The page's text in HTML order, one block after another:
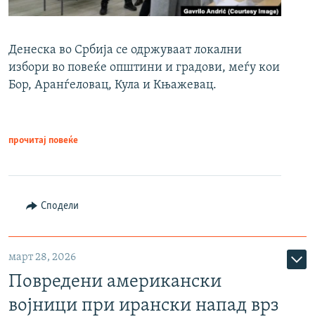
Денеска во Србија се одржуваат локални
избори во повеќе општини и градови, меѓу кои
Бор, Аранѓеловац, Кула и Књажевац.
прочитај повеќе
Сподели
март 28, 2026
Повредени американски
војници при ирански напад врз